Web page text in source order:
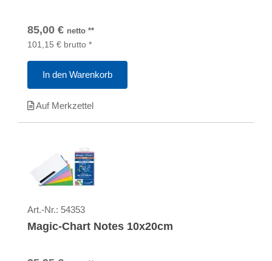
85,00 € netto **
101,15 € brutto *
In den Warenkorb
Auf Merkzettel
Art.-Nr.: 54353
Magic-Chart Notes 10x20cm